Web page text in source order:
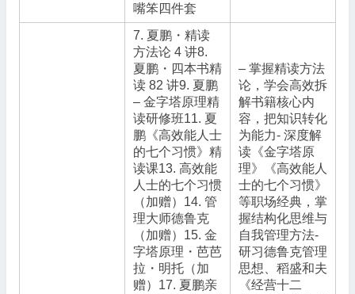
嘴笨四件套
7. 夏鹏・精读
方法论 4 讲8.
夏鹏・四本书精
读 82 讲9. 夏鹏
– 金字塔原理精
读研修班11. 夏
鹏《高效能人士
的七个习惯》精
读课13. 高效能
人士的七个习惯
（加赠）14. 管
理大师德鲁克
（加赠）15. 金
字塔原理・芭芭
拉・明托（加
赠）17. 夏鹏亲
– 掌握精读方法
论，学会高效拆
解书籍核心内
容，把知识转化
为能力- 深度解
读《金字塔原
理》《高效能人
士的七个习惯》
等职场经典，掌
握结构化思维与
自我管理方法-
研习德鲁克管理
思想、稻盛和夫
《经营十二